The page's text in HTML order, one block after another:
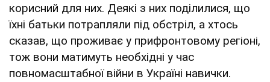
корисний для них. Деякі з них поділилися, що
їхні батьки потрапляли під обстріл, а хтось
сказав, що проживає у прифронтовому регіоні,
тож вони матимуть необхідні у час
повномасштабної війни в Україні навички.